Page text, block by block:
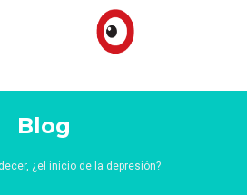
Blog
¿el inicio de la depresión?